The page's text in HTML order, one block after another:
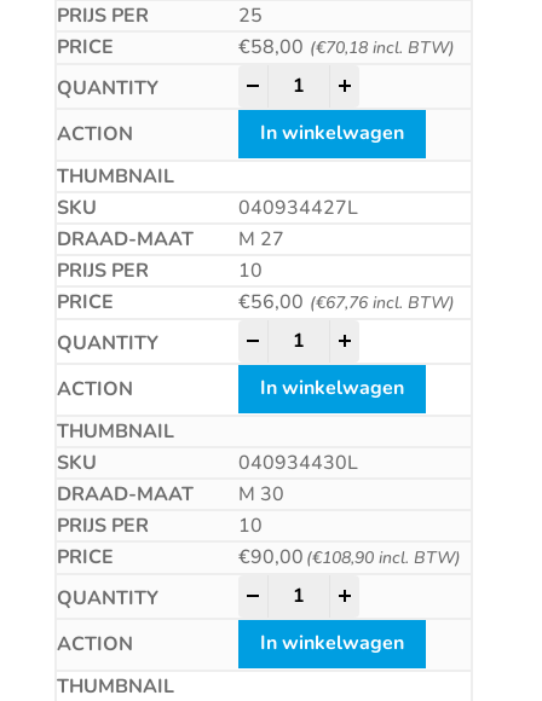
25
€58,00 (€70,18incl. BTW)
Zeskantmoer met linkse
In winkelwagen
040934427L
M 27
10
€56,00 (€67,76incl. BTW)
Zeskantmoer met linkse
In winkelwagen
040934430L
M 30
10
€90,00 (€108,90incl. BTW)
Zeskantmoer met linkse
In winkelwagen